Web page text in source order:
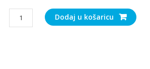
Baterija
za
Dodaj u košaricu